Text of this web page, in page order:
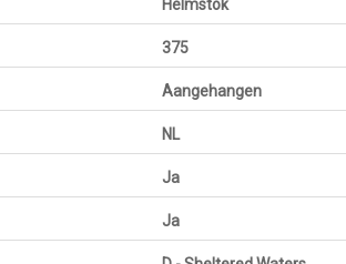
Helmstok
375
Aangehangen
NL
Ja
Ja